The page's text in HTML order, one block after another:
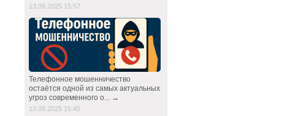
13.09.2025 15:57
Телефонное мошенничество
остаётся одной из самых актуальных
угроз современного о... →
13.09.2025 15:45